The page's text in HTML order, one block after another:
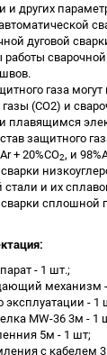
и других
дуговой
сварочной
газа
(CO2) и
плавящимся
защитного
+ 20%CO2, и
и их
сплошной
- 1 шт.;
механизм
эксплуатации - 1
MW-36 3м - 1
5м - 1 шт;
с кабелем